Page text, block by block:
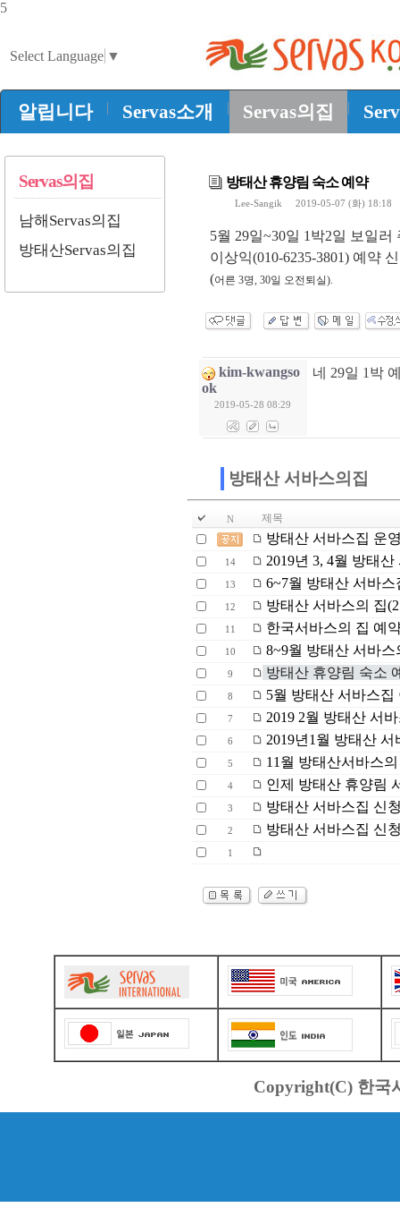
5
Select Language ▼
알립니다 | Servas소개 | Servas의집 |
Servas의집
남해Servas의집
방태산Servas의집
방태산 휴양림 숙소 예약
Lee-Sangik 2019-05-07 (화)
5월 29일~30일 1박2일 보일러
이상익(010-6235-3801) 예약
(어른 3명, 30일 오전퇴실).
kim-kwangso
ok
2019-05-28 08:29
네 29일 1박
방태산 서바스의집
N 제목
방태산 서바스집 운
14 2019년 3, 4월 방태
13 6~7월 방태산 서바
12 방태산 서바스의 집
11 한국서바스의 집 예
10 8~9월 방태산 서바
9 방태산 휴양림 숙소
8 5월 방태산 서바스집
7 2019 2월 방태산 서
6 2019년1월 방태산
5 11월 방태산서바스
4 인제 방태산 휴양림
3 방태산 서바스집 신
2 방태산 서바스집 신
1
Copyright(C) 한국